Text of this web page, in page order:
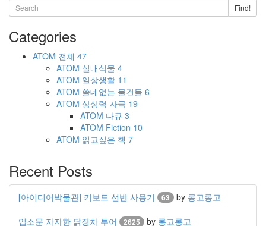
Find!
Categories
ATOM 전체 47
ATOM 실내식물 4
ATOM 일상생활 11
ATOM 쓸데없는 물건들 6
ATOM 상상력 자극 19
ATOM 다큐 3
ATOM Fiction 10
ATOM 읽고싶은 책 7
Recent Posts
[아이디어박물관] 키보드 선반 사용기 63 by 롱고롱고
입소문 자자한 닭장차 투어 2625 by 롱고롱고